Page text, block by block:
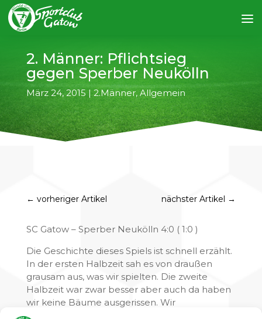
2. Männer: Pflichtsieg
gegen Sperber Neukölln
März 24, 2015 |2.Männer,Allgemein
← vorheriger Artikel nächster Artikel →
SC Gatow – Sperber Neukölln 4:0 ( 1:0 )
Die Geschichte dieses Spiels ist schnell erzählt.
In der ersten Halbzeit sah es von draußen
grausam aus, was wir spielten. Die zweite
Halbzeit war zwar besser aber auch da haben
wir keine Bäume ausgerissen. Wir
beherrschten den Gegner zwar über die